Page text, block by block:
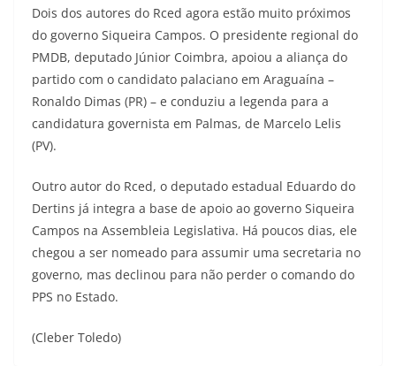
Dois dos autores do Rced agora estão muito próximos
do governo Siqueira Campos. O presidente regional do
PMDB, deputado Júnior Coimbra, apoiou a aliança do
partido com o candidato palaciano em Araguaína –
Ronaldo Dimas (PR) – e conduziu a legenda para a
candidatura governista em Palmas, de Marcelo Lelis
(PV).
Outro autor do Rced, o deputado estadual Eduardo do
Dertins já integra a base de apoio ao governo Siqueira
Campos na Assembleia Legislativa. Há poucos dias, ele
chegou a ser nomeado para assumir uma secretaria no
governo, mas declinou para não perder o comando do
PPS no Estado.
(Cleber Toledo)